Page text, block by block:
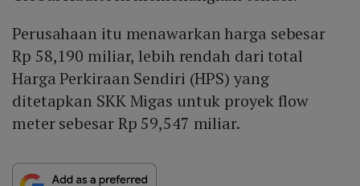
Perusahaan itu menawarkan harga sebesar
Rp 58,190 miliar, lebih rendah dari total
Harga Perkiraan Sendiri (HPS) yang
ditetapkan SKK Migas untuk proyek flow
meter sebesar Rp 59,547 miliar.